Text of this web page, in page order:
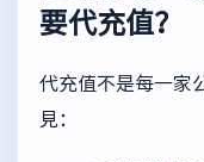
要代充值？
代充值不是每一家
見：